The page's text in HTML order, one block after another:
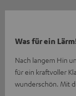
Was für ein
Nach langem Hin
für ein kraftvoller
wunderschön. Mit di